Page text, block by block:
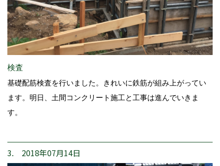
検査
基礎配筋検査を行いました。きれいに鉄筋が組み上がってい
ます。明日、土間コンクリート施工と工事は進んでいきま
す。
3. 2018年07月14日